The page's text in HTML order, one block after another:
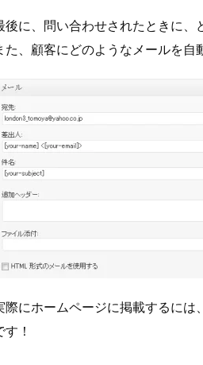
後に、問い合わせされたときに、
た、顧客にどのようなメールを自
際にホームページに掲載するに
す！